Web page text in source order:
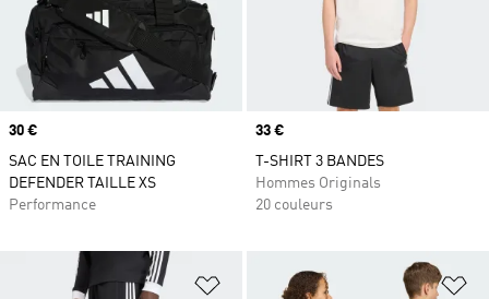
Prix
30 €
SAC EN TOILE TRAINING
DEFENDER TAILLE XS
Performance
Prix
33 €
T-SHIRT 3 BANDES
Hommes Originals
20 couleurs
Ajouter à la Liste de produits